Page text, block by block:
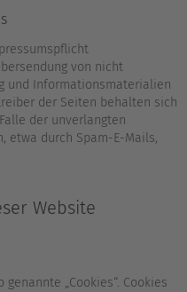
von nicht
und Informationsmaterialien
der Seiten behalten sich
der unverlangten
etwa durch Spam-E-Mails,
Website
„Cookies“. Cookies